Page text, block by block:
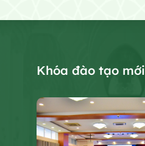
Khóa đào tạo mới